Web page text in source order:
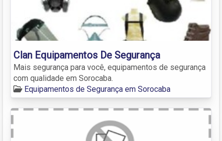
Clan Equipamentos De Segurança
Mais segurança para você, equipamentos de segurança
com qualidade em Sorocaba.
Equipamentos de Segurança em Sorocaba